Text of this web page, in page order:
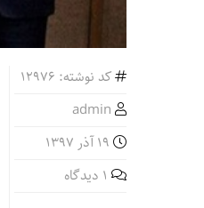
کد نوشته: 12976
admin
1 دیدگاه